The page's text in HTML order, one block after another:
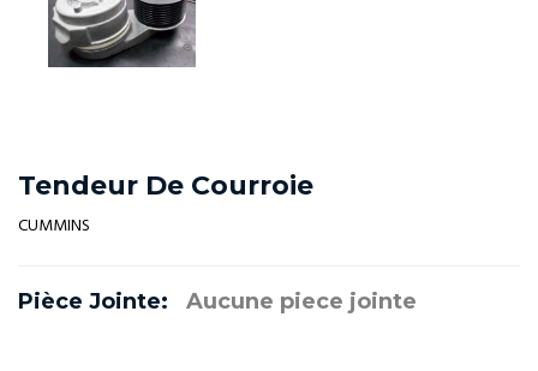
Tendeur De Courroie
CUMMINS
Pièce Jointe: Aucune piece jointe